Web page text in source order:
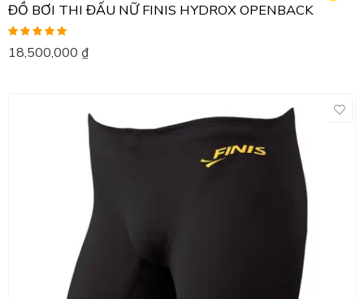
ĐỒ BƠI THI ĐẤU NỮ FINIS HYDROX OPENBACK
Được xếp
hạng5.005
18,500,000 ₫